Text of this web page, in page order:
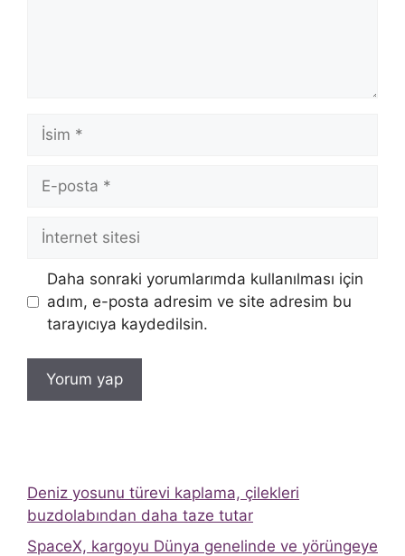
İsim
posta
İnternet
sitesi
Daha sonraki yorumlarımda kullanılması için
adım, e-posta adresim ve site adresim bu
tarayıcıya kaydedilsin.
Deniz yosunu türevi kaplama, çilekleri
buzdolabından daha taze tutar
SpaceX, kargoyu Dünya genelinde ve yörüngeye